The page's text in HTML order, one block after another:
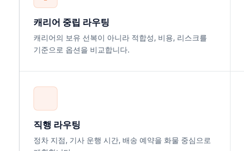
캐리어 중립 라우팅
캐리어의 보유 선복이 아니라 적합성, 비용, 리스크를
기준으로 옵션을 비교합니다.
직행 라우팅
정차 지점, 기사 운행 시간, 배송 예약을 화물 중심으로